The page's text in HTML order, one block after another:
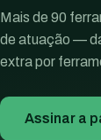
Mais de 90
de atuação —
extra por
Assinar a